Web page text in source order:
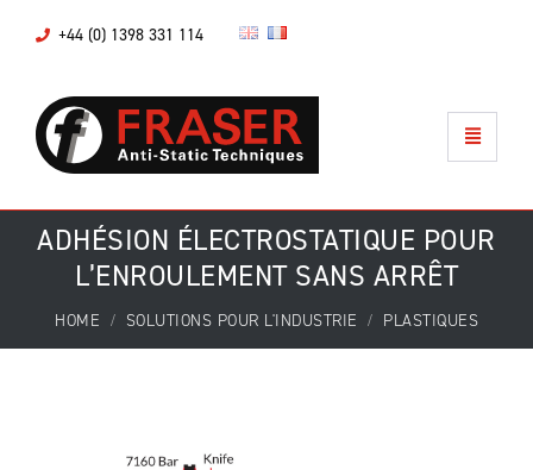
+44 (0) 1398 331 114
ADHÉSION ÉLECTROSTATIQUE POUR
L’ENROULEMENT SANS ARRÊT
HOME SOLUTIONS POUR L'INDUSTRIE PLASTIQUES